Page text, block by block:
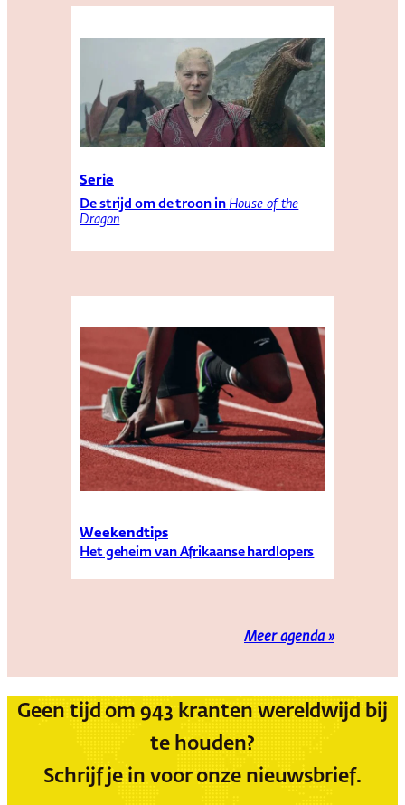
Serie
De strijd om de troon in House of the
Dragon
Weekendtips
Het geheim van Afrikaanse hardlopers
Meer agenda »
Geen tijd om 943 kranten wereldwijd bij
te houden?
Schrijf je in voor onze nieuwsbrief.